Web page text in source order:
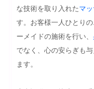
な技術を取り入れたマ
す。お客様一人ひとり
ーメイドの施術を行い、
でなく、心の安らぎも
ます。